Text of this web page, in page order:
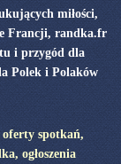
miłości,
Francji, randka.fr
i przygód dla
Polek i Polaków
spotkań,
ogłoszenia